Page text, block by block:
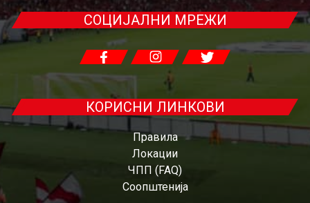
СОЦИЈАЛНИ МРЕЖИ
КОРИСНИ ЛИНКОВИ
Правила
Локации
ЧПП (FAQ)
Соопштенија